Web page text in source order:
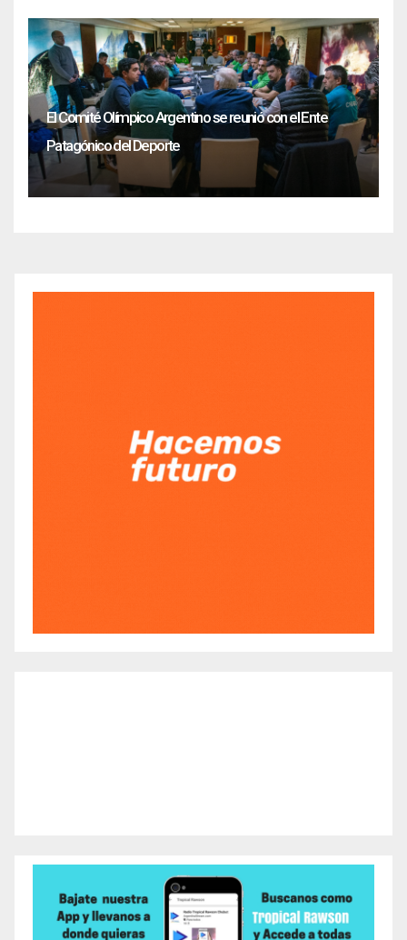
El Comité Olímpico Argentino se reunió con el Ente
Patagónico del Deporte